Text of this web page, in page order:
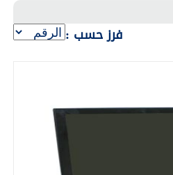
فرز حسب :